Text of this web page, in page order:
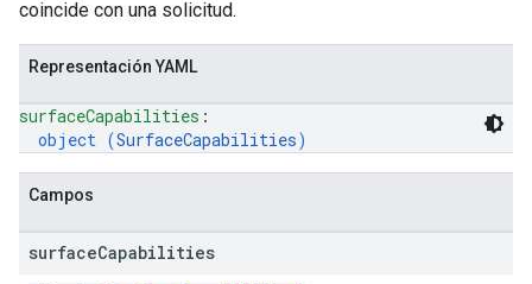
coincide con una solicitud.
Representación YAML
surfaceCapabilities :
object (SurfaceCapabilities)
Campos
surfaceCapabilities